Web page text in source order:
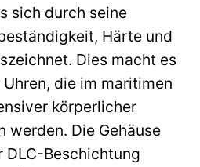
sich durch seine
Härte und
Dies macht es
die im maritimen
körperlicher
werden. Die Gehäuse
Beschichtung